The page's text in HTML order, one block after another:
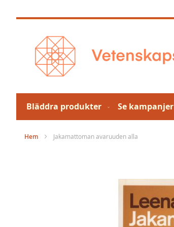
till
Bläddra produkter Se kampanjer
Hem Jakamattoman avaruuden alla